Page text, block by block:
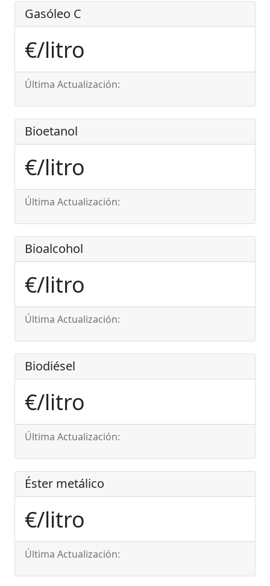
Gasóleo C
€/litro
Última Actualización:
Bioetanol
€/litro
Última Actualización:
Bioalcohol
€/litro
Última Actualización:
Biodiésel
€/litro
Última Actualización:
Éster metálico
€/litro
Última Actualización: